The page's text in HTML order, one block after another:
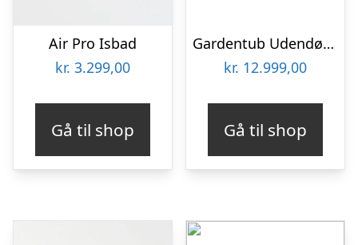
Air Pro Isbad
kr. 3.299,00
Gå til shop
Gardentub Udendørs badekar i polyethylene 194 x 94 cm – Hvid
kr. 12.999,00
Gå til shop